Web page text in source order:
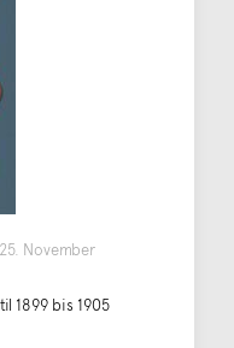
25. November
1899 bis 1905